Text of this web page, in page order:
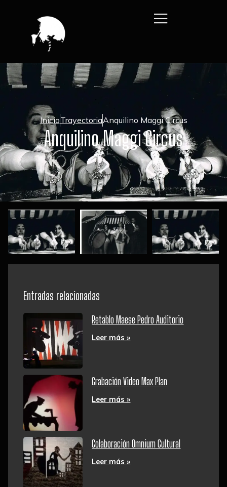
InicioTrayectoriaAnquilino Maggi Circus
Anquilino Maggi Circus
Entradas relacionadas
Retablo Maese Pedro Auditorio
Leer más »
Grabación Video Max Plan
Leer más »
Colaboración Omnium Cultural
Leer más »